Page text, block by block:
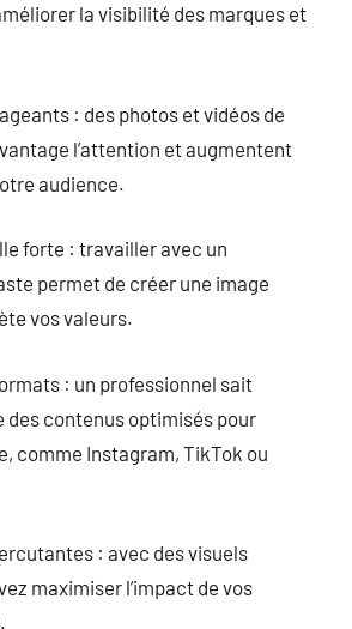
la visibilité des marques et
: des photos et vidéos de
l’attention et augmentent
audience.
forte : travailler avec un
permet de créer une image
vos valeurs.
: un professionnel sait
des contenus optimisés pour
comme Instagram, TikTok ou
: avec des visuels
maximiser l’impact de vos